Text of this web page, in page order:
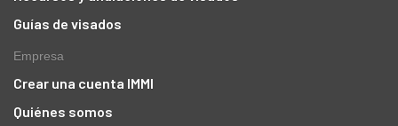
Guías de visados
Empresa
Crear una cuenta IMMI
Quiénes somos